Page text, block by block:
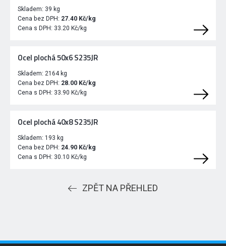
Skladem: 39 kg
Cena bez DPH: 27.40 Kč/kg
Cena s DPH: 33.20 Kč/kg
Ocel plochá 50x6 S235JR
Skladem: 2164 kg
Cena bez DPH: 28.00 Kč/kg
Cena s DPH: 33.90 Kč/kg
Ocel plochá 40x8 S235JR
Skladem: 193 kg
Cena bez DPH: 24.90 Kč/kg
Cena s DPH: 30.10 Kč/kg
ZPĚT NA PŘEHLED